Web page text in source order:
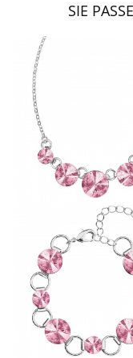
SIE